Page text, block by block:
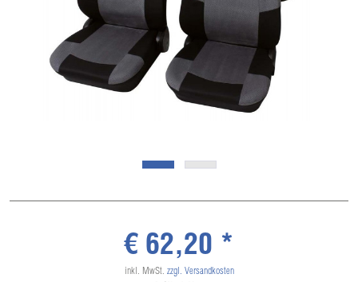
€ 62,20 *
inkl. MwSt. zzgl. Versandkosten